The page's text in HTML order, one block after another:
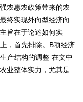
农惠农政策带来的农
终实现外向型经济向
旨在于论述如何实
，首先排除。B项经济
产结构的调整”在文中
业整体实力，尤其是